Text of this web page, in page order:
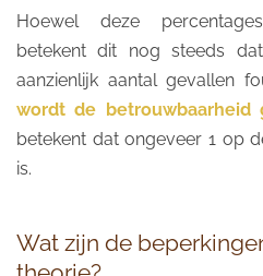
Hoewel deze
betekent dit nog steeds
aanzienlijk aantal gevallen
wordt de betrouwbaarheid
betekent dat ongeveer 1 op
is.
Wat zijn de